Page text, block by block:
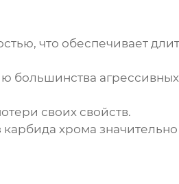
что обеспечивает
большинства
своих свойств.
карбида хрома